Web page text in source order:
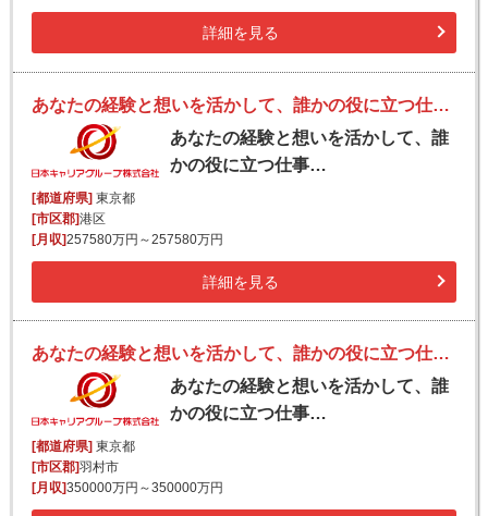
詳細を見る
あなたの経験と想いを活かして、誰かの役に立つ仕事を。私たちと一緒に、新しい価値をつくりませんか。
あなたの経験と想いを活かして、誰
かの役に立つ仕事…
[都道府県]東京都
[市区郡]港区
[月収]257580万円～257580万円
詳細を見る
あなたの経験と想いを活かして、誰かの役に立つ仕事を。私たちと一緒に、新しい価値をつくりませんか。
あなたの経験と想いを活かして、誰
かの役に立つ仕事…
[都道府県] 東京都
[市区郡]羽村市
[月収]350000万円～350000万円